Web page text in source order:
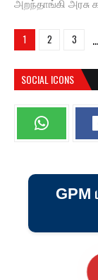
அறந்தாங்கி அரசு
1 2 3 ...
SOCIAL ICONS